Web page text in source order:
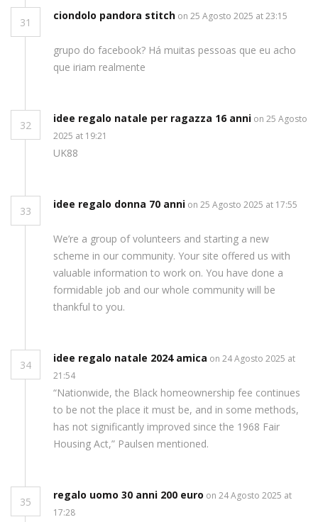
31
ciondolo pandora stitch on 25 Agosto 2025 at 23:15
grupo do facebook? Há muitas pessoas que eu acho
que iriam realmente
32
idee regalo natale per ragazza 16 anni on 25 Agosto
2025 at 19:21
UK88
33
idee regalo donna 70 anni on 25 Agosto 2025 at 17:55
We’re a group of volunteers and starting a new
scheme in our community. Your site offered us with
valuable information to work on. You have done a
formidable job and our whole community will be
thankful to you.
34
idee regalo natale 2024 amica on 24 Agosto 2025 at
21:54
“Nationwide, the Black homeownership fee continues
to be not the place it must be, and in some methods,
has not significantly improved since the 1968 Fair
Housing Act,” Paulsen mentioned.
35
regalo uomo 30 anni 200 euro on 24 Agosto 2025 at
17:28